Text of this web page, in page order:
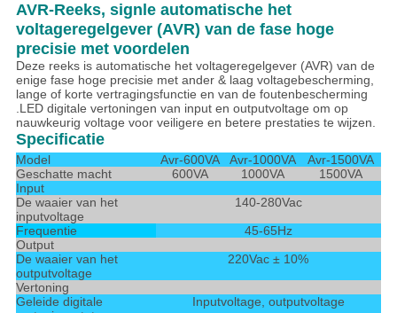
AVR-Reeks, signle automatische het
voltageregelgever (AVR) van de fase hoge
precisie met voordelen
Deze reeks is automatische het voltageregelgever (AVR) van de
enige fase hoge precisie met ander & laag voltagebescherming,
lange of korte vertragingsfunctie en van de foutenbescherming
.LED digitale vertoningen van input en outputvoltage om op
nauwkeurig voltage voor veiligere en betere prestaties te wijzen.
Specificatie
Model Avr-600VA Avr-1000VA
Avr-1500VA
Geschatte macht
600VA 1000VA
1500VA
Input
De waaier van het
inputvoltage
140-280Vac
Frequentie
45-65Hz
Output
De waaier van het
outputvoltage
220Vac ± 10%
Vertoning
Geleide digitale
Inputvoltage, outputvoltage